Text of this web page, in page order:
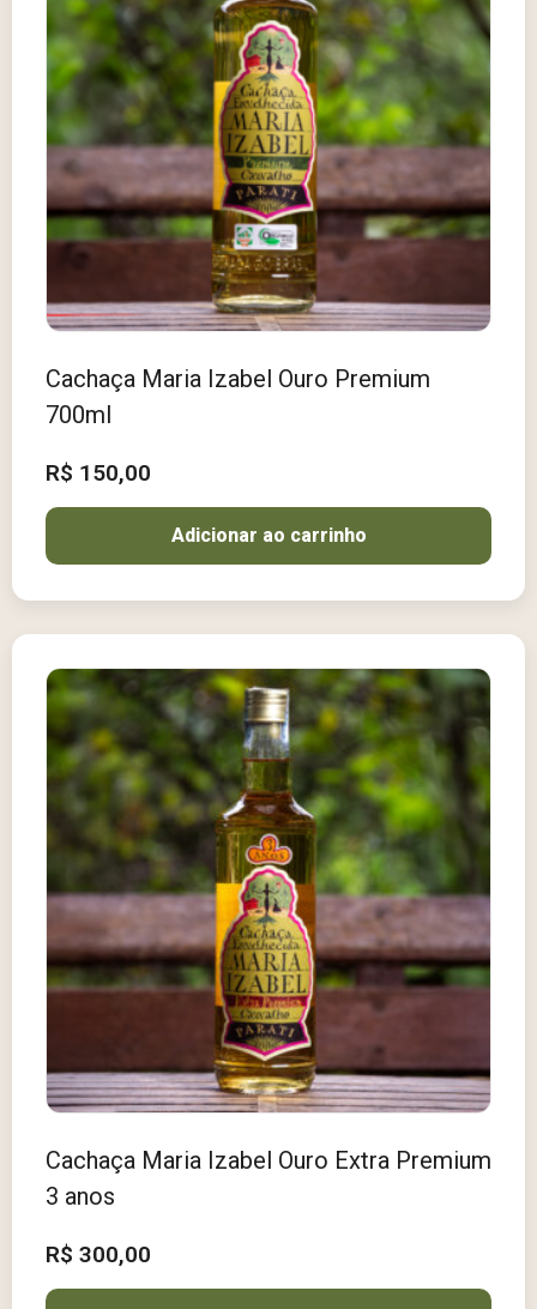
Cachaça Maria Izabel Ouro Premium
700ml
R$ 150,00
Adicionar ao carrinho
Cachaça Maria Izabel Ouro Extra Premium
3 anos
R$ 300,00